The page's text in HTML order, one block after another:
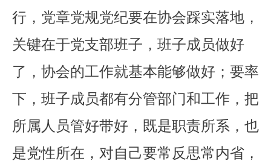
行，党章党规党纪要在协会踩实落地，
关键在于党支部班子，班子成员做好
了，协会的工作就基本能够做好；要率
下，班子成员都有分管部门和工作，把
所属人员管好带好，既是职责所系，也
是党性所在，对自己要常反思常内省，